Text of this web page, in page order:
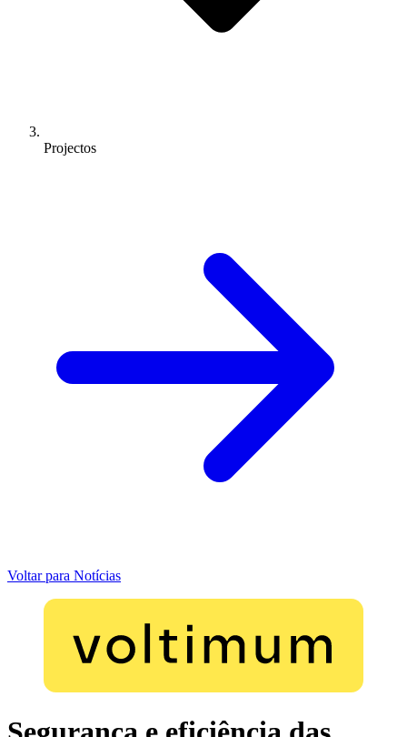
Projectos
Voltar para Notícias